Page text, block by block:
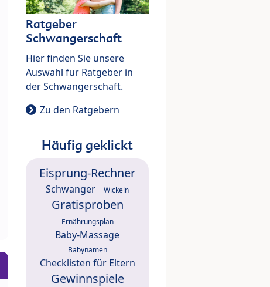
Ratgeber
Schwangerschaft
Hier finden Sie unsere
Auswahl für Ratgeber in
der Schwangerschaft.
Zu den Ratgebern
Häufig geklickt
Eisprung-Rechner
Schwanger Wickeln
Gratisproben
Ernährungsplan
Baby-Massage
Babynamen
Checklisten für Eltern
Gewinnspiele